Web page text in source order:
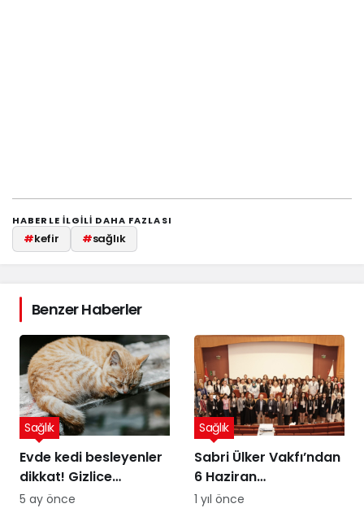
HABERLE ILGILI DAHA FAZLASI
#kefir #sağlık
Benzer Haberler
Evde kedi besleyenler
dikkat! Gizlice
yerleşen parazit,
Sağlık
5 ay önce
Sabri Ülker Vakfı’ndan
6 Haziran
Diyetisyenler Günü’ne
Sağlık
1 yıl önce